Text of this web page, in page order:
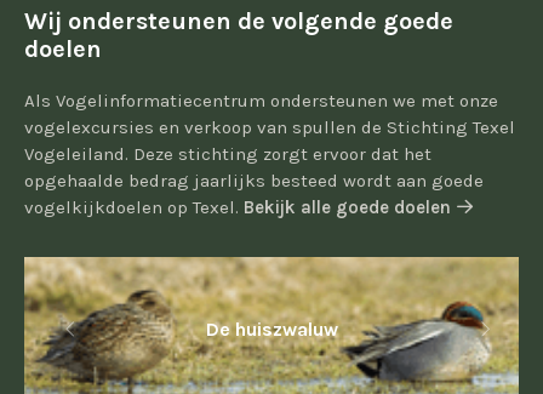
Wij ondersteunen de volgende goede
doelen
Als Vogelinformatiecentrum ondersteunen we met onze
vogelexcursies en verkoop van spullen de Stichting Texel
Vogeleiland. Deze stichting zorgt ervoor dat het
opgehaalde bedrag jaarlijks besteed wordt aan goede
vogelkijkdoelen op Texel. Bekijk alle goede doelen
De huiszwaluw